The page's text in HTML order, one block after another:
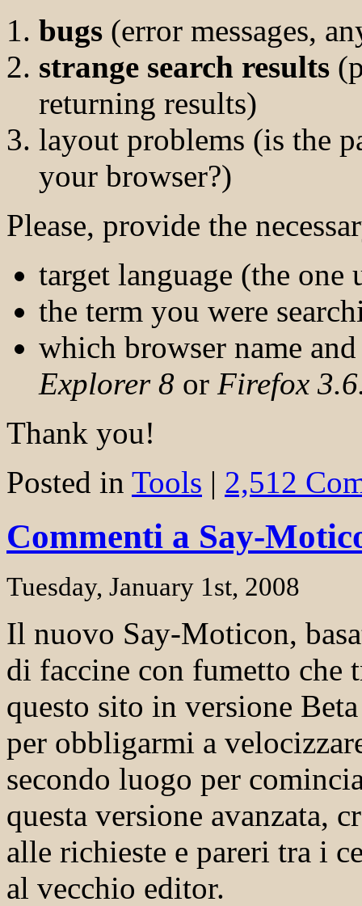
bugs (error messages,
strange search results
returning results)
layout problems (is the
your browser?)
Please, provide the
target language (the one
the term you were
which browser name
Explorer 8 or Firefox
Thank you!
Posted in Tools | 2,512
Commenti a Say-
Tuesday, January 1st, 2008
Il nuovo Say-Moticon,
di faccine con fumetto che
questo sito in versione
per obbligarmi a
secondo luogo per
questa versione avanzata,
alle richieste e pareri tra i
al vecchio editor.